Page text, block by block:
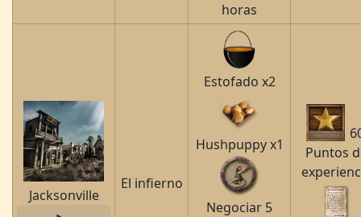
horas
Jacksonville
El infierno
Estofado x2
Hushpuppy x1
Negociar 5
Puntos